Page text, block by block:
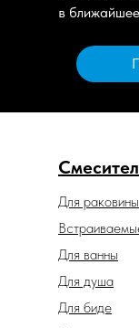
в
Для биде
Для ванны
Для душа
Для раковины